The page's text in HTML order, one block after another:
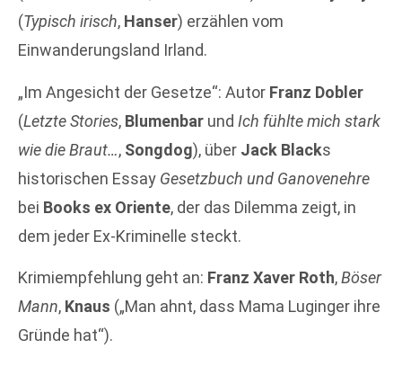
(Typisch irisch, Hanser) erzählen vom
Einwanderungsland Irland.
„Im Angesicht der Gesetze“: Autor Franz Dobler
(Letzte Stories, Blumenbar und Ich fühlte mich stark
wie die Braut…, Songdog), über Jack Blacks
historischen Essay Gesetzbuch und Ganovenehre
bei Books ex Oriente, der das Dilemma zeigt, in
dem jeder Ex-Kriminelle steckt.
Krimiempfehlung geht an: Franz Xaver Roth,Böser
Mann, Knaus („Man ahnt, dass Mama Luginger ihre
Gründe hat“).